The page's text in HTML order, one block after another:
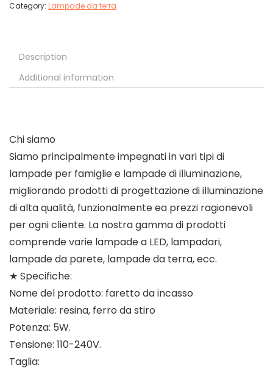
Category: Lampade da terra
Description
Additional information
Chi siamo
Siamo principalmente impegnati in vari tipi di
lampade per famiglie e lampade di illuminazione,
migliorando prodotti di progettazione di illuminazione
di alta qualità, funzionalmente ea prezzi ragionevoli
per ogni cliente. La nostra gamma di prodotti
comprende varie lampade a LED, lampadari,
lampade da parete, lampade da terra, ecc.
★ Specifiche:
Nome del prodotto: faretto da incasso
Materiale: resina, ferro da stiro
Potenza: 5W.
Tensione: 110-240V.
Taglia: